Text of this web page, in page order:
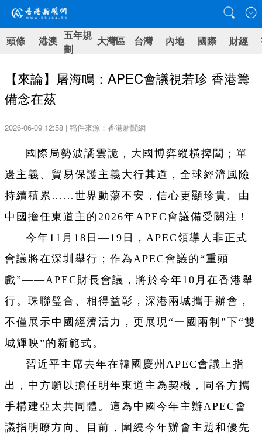
頭條 港澳 五年規
劃
大灣區 台灣 內地 國際 財經
【來論】屠海鳴：APEC會議視若珍 香港籌
備念在茲
2026-06-09 12:58 | 稿件來源：香港新聞網
國際局勢波譎雲詭，大國博弈縱橫捭闔；單
邊主義、貿易保護主義大行其道，全球經濟風險
持續積累……世界動蕩不安，信心更顯珍貴。由
中國擔任東道主的2026年APEC會議備受關注！
今年11月18日—19日，APEC領導人非正式
會議將在深圳舉行；作為APEC會議的“重頭
戲”——APEC財長會議，將於今年10月在香港舉
行。珠聯璧合、相得益彰，深港兩城攜手辦會，
不僅展示中國經濟活力，更展現“一國兩制”下“雙
城輝映”的新範式。
習近平主席去年在韓國慶州APEC會議上指
出，中方願以擔任明年東道主為契機，同各方攜
手構建亞太共同體。這為中國今年主辦APEC會
議指明瞭方向。目前，圍繞今年辦會主題和優先